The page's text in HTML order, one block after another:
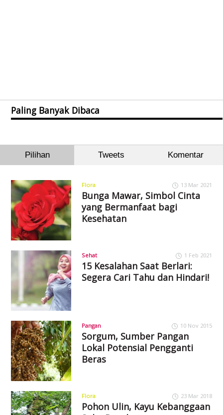
Paling Banyak Dibaca
Pilihan Tweets Komentar
Flora 13 Mar 2021
Bunga Mawar, Simbol Cinta
yang Bermanfaat bagi
Kesehatan
Sehat 1 Feb 2021
15 Kesalahan Saat Berlari:
Segera Cari Tahu dan Hindari!
Pangan 10 Nov 2015
Sorgum, Sumber Pangan
Lokal Potensial Pengganti
Beras
Flora 23 Mar 2018
Pohon Ulin, Kayu Kebanggaan